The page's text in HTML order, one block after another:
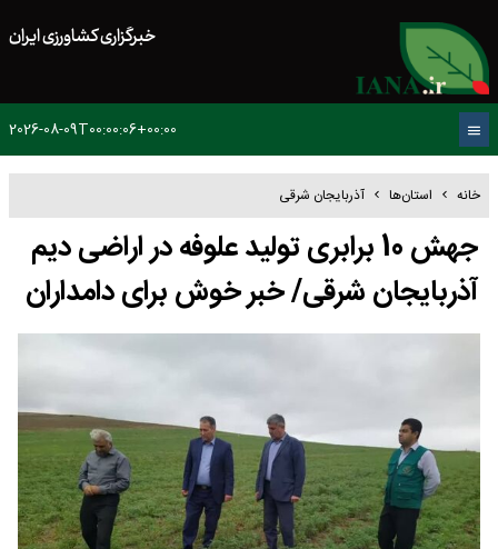
خبرگزاری کشاورزی ایران
2026-08-09T00:00:06+00:00
خانه استان‌ها آذربایجان شرقی
جهش 10 برابری تولید علوفه در اراضی دیم
آذربایجان شرقی/ خبر خوش برای دامداران